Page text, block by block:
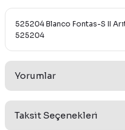
525204 Blanco Fontas-S II
525204
Yorumlar
Taksit Seçenekleri